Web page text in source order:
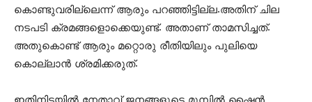
കൊണ്ടുവരില്ലെന്ന് ആരും പറഞ്ഞിട്ടില്ല.അതിന് ചില
നടപടി ക്രമങ്ങളൊക്കെയുണ്ട്. അതാണ് താമസിച്ചത്.
അതുകൊണ്ട് ആരും മറ്റൊരു രീതിയിലും പുലിയെ
കൊല്ലാൻ ശ്രമിക്കരുത്.